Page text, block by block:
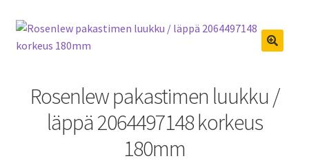
Myymälä
Rosenlew pakastimen luukku /
läppä 2064497148 korkeus
180mm